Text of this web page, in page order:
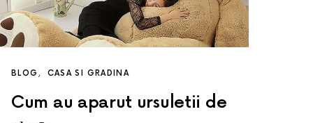
BLOG CASA SI GRADINA
Cum au aparut ursuletii de